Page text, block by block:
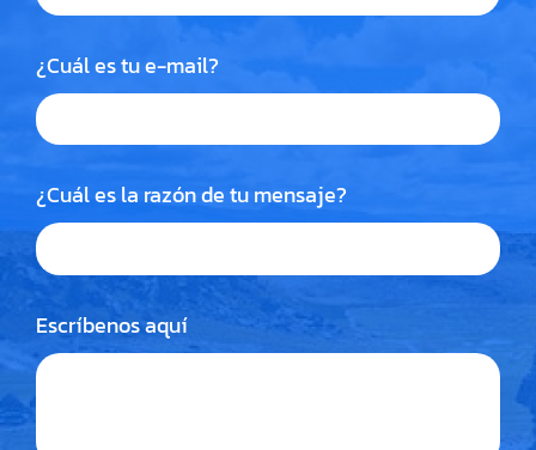
¿Cuál es tu e-mail?
¿Cuál es la razón de tu mensaje?
Escríbenos aquí